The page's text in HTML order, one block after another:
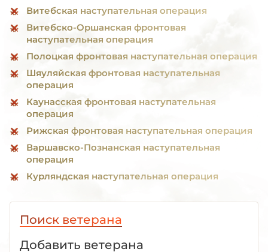
Витебская наступательная операция
Витебско-Оршанская фронтовая
наступательная операция
Полоцкая фронтовая наступательная операция
Шяуляйская фронтовая наступательная
операция
Каунасская фронтовая наступательная
операция
Рижская фронтовая наступательная операция
Варшавско-Познанская наступательная
операция
Курляндская наступательная операция
Поиск ветерана
Добавить ветерана